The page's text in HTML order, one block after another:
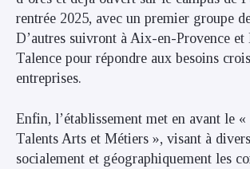
rentrée 2025, avec un premier groupe
D’autres suivront à Aix-en-Provence et
Talence pour répondre aux besoins
entreprises.
Enfin, l’établissement met en avant le «
Talents Arts et Métiers », visant à
socialement et géographiquement les